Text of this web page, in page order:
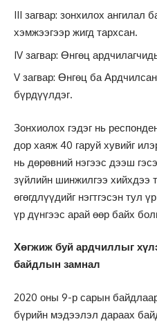
III загвар: зонхилох ангилал
хэмжээгээр жигд тархсан.
IV загвар: Өнгөц
V загвар: Өнгөц ба
бүрдүүлдэг.
Зонхиолох гэдэг нь
дор хаяж 40 гаруй хувийг
нь дөрөвний нэгээс дээш
зүйлийн шинжилгээ хийхдээ
өгөгдлүүдийг нэгтгэсэн тул
үр дүнгээс арай өөр байх
Хөгжиж буй ардчиллыг
байдлын замнал
2020 оны 9-р сарын
бүрийн мэдээлэл дараах